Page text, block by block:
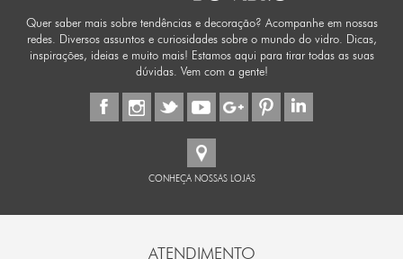
Quer saber mais sobre tendências e decoração? Acompanhe em nossas
redes. Diversos assuntos e curiosidades sobre o mundo do vidro. Dicas,
inspirações, ideias e muito mais! Estamos aqui para tirar todas as suas
dúvidas. Vem com a gente!
CONHEÇA NOSSAS LOJAS
ATENDIMENTO